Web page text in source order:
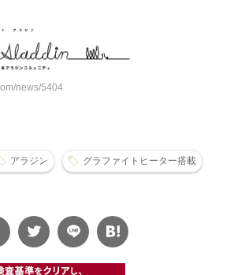
news/5404
アラジン グラファイトヒーター搭載